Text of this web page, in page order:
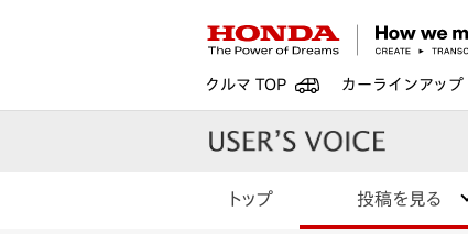
クルマ TOP カーラインアップ
トップ 投稿を見る